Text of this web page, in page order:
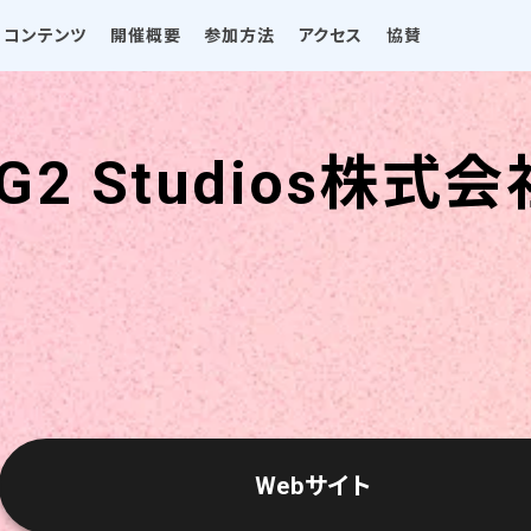
コンテンツ 開催概要 参加方法 アクセス 協賛
Studios株式会
Webサイト